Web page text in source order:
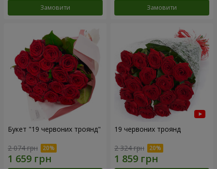
Замовити Замовити
Букет "19 червоних троянд"
2 074 грн
19 червоних троянд
2 324 грн